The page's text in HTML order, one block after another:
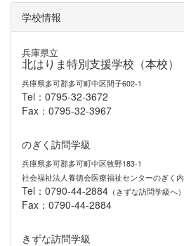
学校情報
兵庫県立
北はりま特別支援学校（本校）
兵庫県多可郡多可町中区間子602-1
Tel：0795-32-3672
Fax：0795-32-3967
のぎく訪問学級
兵庫県多可郡多可町中区牧野183-1
社会福祉法人養徳会医療福祉センターのぎく内
Tel：0790-44-2884 （きずな訪問学級へ）
Fax：0790-44-2884
きずな訪問学級